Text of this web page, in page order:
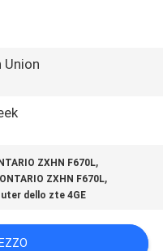
Union
ZXHN F670L,
ZXHN F670L,
dello zte 4GE